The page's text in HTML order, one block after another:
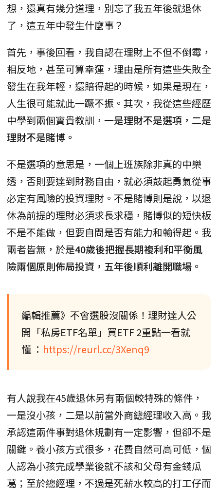
想，還真有幾分道理，別忘了我五年後就退休
了，這五年中發生什麼事？
首先，事後回看，我自認在理財上不但不倒霉，
相反地，甚至可算幸運，理由是所有這些失敗全
發生在我年輕，還賠得起的時候，如果是現在，
人生很可能就此一蹶不振。其次，我從這些經歷
中學到兩個寶貴教訓， 一是理財不是選項，二是
理財不是賭博。
不是選項的意思是，一個上班族除非真的中樂
透，否則要達到財務自由，就必須鼓起勇氣從事
必定有風險的投資理財。不是賭博則是說，以退
休為前提的理財必須求長求穩，賭博似的短快板
不是不能做，但要自問是否有能力和輸得起。我
兩者皆無，於是40歲後把握長期複利和平衡風
險兩個原則佈局投資，五年後順利離開職場。
編輯推薦》不會選股沒關係！理財達人公
開「私房ETF名單」買ETF 2重點一看就
懂 ： https://reurl.cc/3Xenq9
有人說我在45歲退休另有兩個較特殊的條件，
一是沒小孩，二是以前當外商總經理收入高。我
承認這兩件事對退休規劃有一定影響，但卻不是
關鍵。養小孩方式很多，花費自然可高可低，個
人認為小孩完成學業後就不該和父母有金錢瓜
葛；至於總經理，不過是死薪水較高的打工仔而